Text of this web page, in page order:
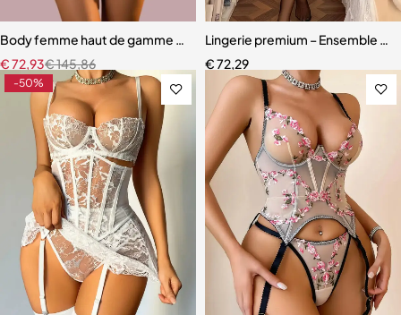
Body femme haut de gamme – Lingerie en maille au design raffiné
€145,86
€72,93
Lingerie premium – Ensemble
€72,29
-50%